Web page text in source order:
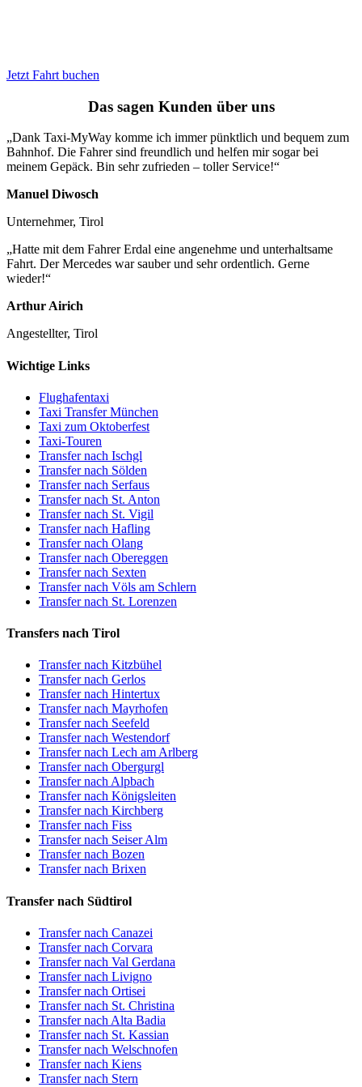
Jetzt Fahrt buchen
Das sagen Kunden über uns
„Dank Taxi-MyWay komme ich immer pünktlich und bequem zum
Bahnhof. Die Fahrer sind freundlich und helfen mir sogar bei
meinem Gepäck. Bin sehr zufrieden – toller Service!“
Manuel Diwosch
Unternehmer, Tirol
„Hatte mit dem Fahrer Erdal eine angenehme und unterhaltsame
Fahrt. Der Mercedes war sauber und sehr ordentlich. Gerne
wieder!“
Arthur Airich
Angestellter, Tirol
Wichtige Links
Flughafentaxi
Taxi Transfer München
Taxi zum Oktoberfest
Taxi-Touren
Transfer nach Ischgl
Transfer nach Sölden
Transfer nach Serfaus
Transfer nach St. Anton
Transfer nach St. Vigil
Transfer nach Hafling
Transfer nach Olang
Transfer nach Obereggen
Transfer nach Sexten
Transfer nach Völs am Schlern
Transfer nach St. Lorenzen
Transfers nach Tirol
Transfer nach Kitzbühel
Transfer nach Gerlos
Transfer nach Hintertux
Transfer nach Mayrhofen
Transfer nach Seefeld
Transfer nach Westendorf
Transfer nach Lech am Arlberg
Transfer nach Obergurgl
Transfer nach Alpbach
Transfer nach Königsleiten
Transfer nach Kirchberg
Transfer nach Fiss
Transfer nach Seiser Alm
Transfer nach Bozen
Transfer nach Brixen
Transfer nach Südtirol
Transfer nach Canazei
Transfer nach Corvara
Transfer nach Val Gerdana
Transfer nach Livigno
Transfer nach Ortisei
Transfer nach St. Christina
Transfer nach Alta Badia
Transfer nach St. Kassian
Transfer nach Welschnofen
Transfer nach Kiens
Transfer nach Stern